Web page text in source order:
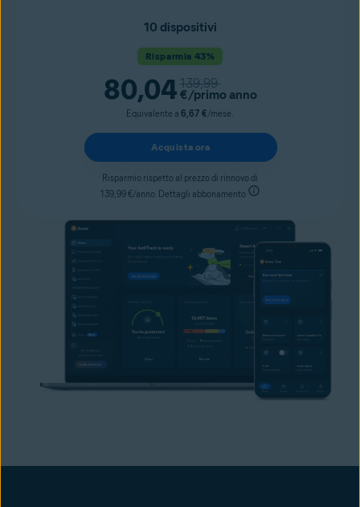
10 dispositivi
Risparmia 43%
80,04 139,99
€/primo anno
Equivalente a 6,67 €/mese.
Acquista ora
Risparmio rispetto al prezzo di rinnovo di
139,99 €/anno. Dettagli abbonamento